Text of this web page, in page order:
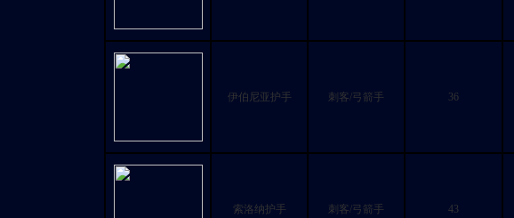
伊伯尼亚护手 刺客/弓箭手 36
索洛纳护手 刺客/弓箭手 43